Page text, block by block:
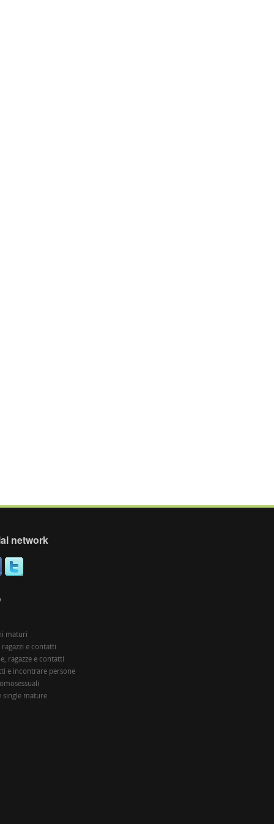
network
maturi
ragazzi e contatti
ragazze e contatti
e incontrare persone
single mature